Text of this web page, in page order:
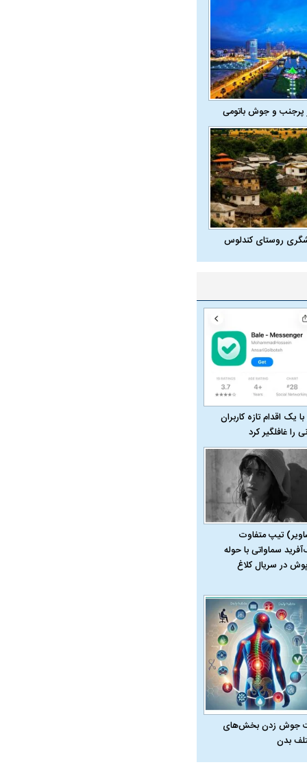
و جوش باتومی
روستای کندلوس
یک اقدام تازه کاربران
را غافلگیر کرد
تیپ متفاوت
سماواتی با حوله
در سریال کلاغ
جوش زدن بخش‌های
بدن
دوران قاجار چگونه
حکومت پهلوی
حمله به کویت با
به فال و طالع‌بینی